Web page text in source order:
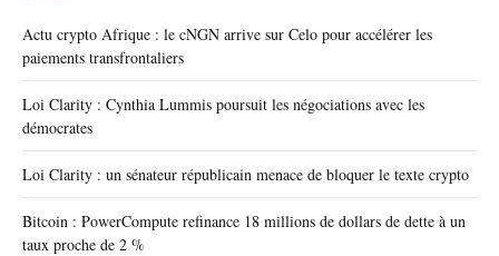
Actu crypto Afrique : le cNGN arrive sur Celo pour accélérer les
paiements transfrontaliers
Loi Clarity : Cynthia Lummis poursuit les négociations avec les
démocrates
Loi Clarity : un sénateur républicain menace de bloquer le texte crypto
Bitcoin : PowerCompute refinance 18 millions de dollars de dette à un
taux proche de 2 %